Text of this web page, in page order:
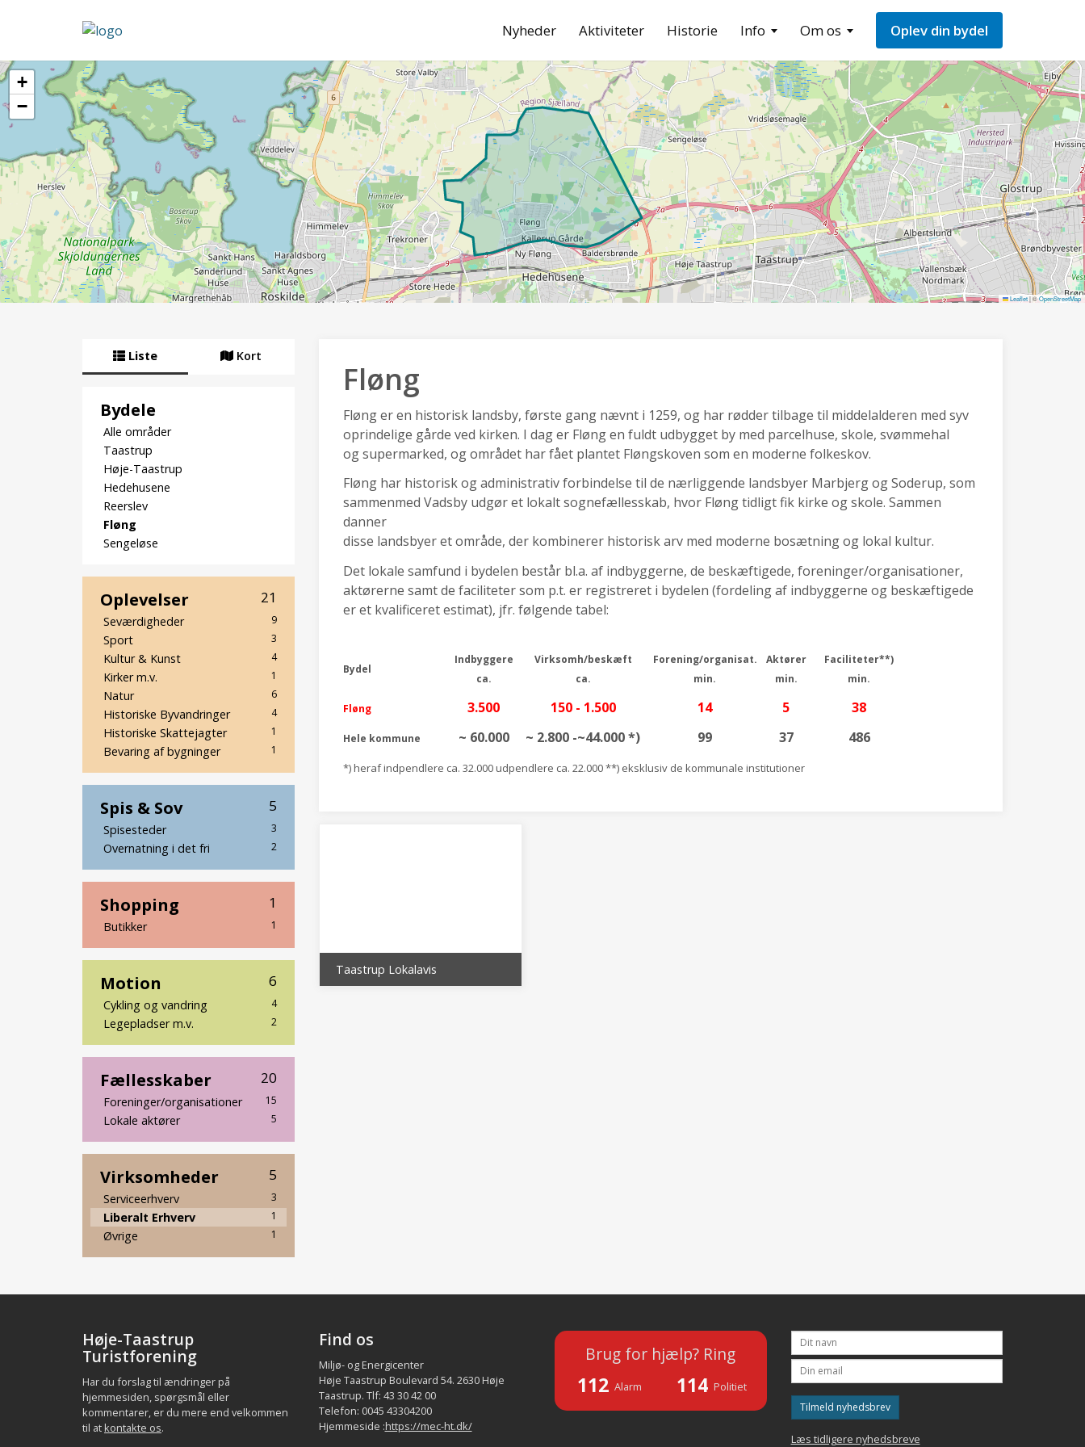
Nyheder Aktiviteter Historie Info Om os Oplev din bydel
+
−
Leaflet|©OpenStreetMap
Liste Kort
Bydele
Alle områder
Taastrup
Høje-Taastrup
Hedehusene
Reerslev
Fløng
Sengeløse
21
Oplevelser
9
Seværdigheder
3
Sport
4
Kultur & Kunst
1
Kirker m.v.
6
Natur
4
Historiske Byvandringer
1
Historiske Skattejagter
1
Bevaring af bygninger
5
Spis & Sov
3
Spisesteder
2
Overnatning i det fri
1
Shopping
1
Butikker
6
Motion
4
Cykling og vandring
2
Legepladser m.v.
20
Fællesskaber
15
Foreninger/organisationer
5
Lokale aktører
5
Virksomheder
3
Serviceerhverv
1
Liberalt Erhverv
1
Øvrige
Fløng
Fløng er en historisk landsby, første gang nævnt i 1259, og har rødder tilbage til middelalderen med syv
oprindelige gårde ved kirken. I dag er Fløng en fuldt udbygget by med parcelhuse, skole, svømmehal
og supermarked, og området har fået plantet Fløngskoven som en moderne folkeskov.
Fløng har historisk og administrativ forbindelse til de nærliggende landsbyer Marbjerg og Soderup, som
sammenmed Vadsby udgør et lokalt sognefællesskab, hvor Fløng tidligt fik kirke og skole. Sammen
danner
disse landsbyer et område, der kombinerer historisk arv med moderne bosætning og lokal kultur.
Det lokale samfund i bydelen består bl.a. af indbyggerne, de beskæftigede, foreninger/organisationer,
aktørerne samt de faciliteter som p.t. er registreret i bydelen (fordeling af indbyggerne og beskæftigede
er et kvalificeret estimat), jfr. følgende tabel:
Bydel
Indbyggere
ca.
Virksomh/beskæft
ca.
Forening/organisat.
min.
Aktører
min.
Faciliteter**)
min.
Fløng 3.500 150 - 1.500 14 5 38
Hele kommune ~ 60.000 ~ 2.800 -~44.000 *) 99 37 486
*) heraf indpendlere ca. 32.000 udpendlere ca. 22.000 **) eksklusiv de kommunale institutioner
Taastrup Lokalavis
Høje-Taastrup
Turistforening
Har du forslag til ændringer på
hjemmesiden, spørgsmål eller
kommentarer, er du mere end velkommen
til at kontakte os.
Find os
Miljø- og Energicenter
Høje Taastrup Boulevard 54. 2630 Høje
Taastrup. Tlf: 43 30 42 00
Telefon: 0045 43304200
Hjemmeside :https://mec-ht.dk/
Brug for hjælp? Ring
112 Alarm 114 Politiet
Tilmeld nyhedsbrev
Læs tidligere nyhedsbreve